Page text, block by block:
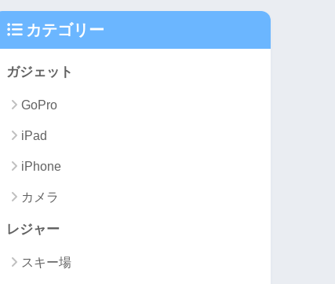
カテゴリー
ガジェット
GoPro
iPad
iPhone
カメラ
レジャー
スキー場